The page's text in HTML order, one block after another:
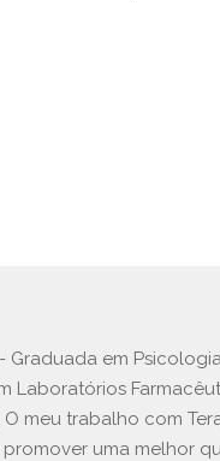
em
Laboratórios
meu trabalho com
uma melhor